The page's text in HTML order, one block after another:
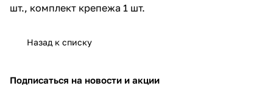
шт., комплект крепежа 1 шт.
Назад к списку
Подписаться на новости и акции